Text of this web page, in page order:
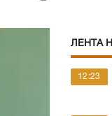
ЛЕНТА
12:23